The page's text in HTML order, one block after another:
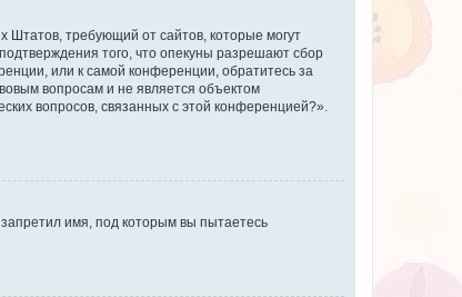
Штатов, требующий от сайтов, которые могут
того, что опекуны разрешают сбор
или к самой конференции, обратитесь за
вопросам и не является объектом
вопросов, связанных с этой конференцией?».
имя, под которым вы пытаетесь